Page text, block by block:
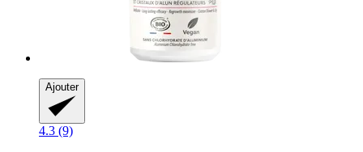
Ajouter
4.3 (9)